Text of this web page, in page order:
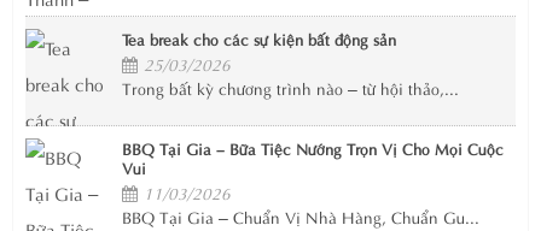
Tea break cho các sự kiện bất động sản
25/03/2026
Trong bất kỳ chương trình nào – từ hội thảo,...
BBQ Tại Gia – Bữa Tiệc Nướng Trọn Vị Cho Mọi Cuộc
Vui
11/03/2026
BBQ Tại Gia – Chuẩn Vị Nhà Hàng, Chuẩn Gu...